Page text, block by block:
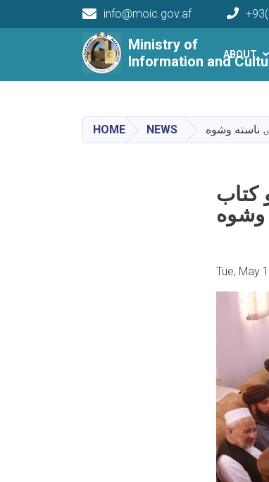
Ministry of
Information and
info@moic.gov.af
Main navigation
ABOUT
HOME NEWS ناسته وشوه
کتاب
وشوه
Tue, May